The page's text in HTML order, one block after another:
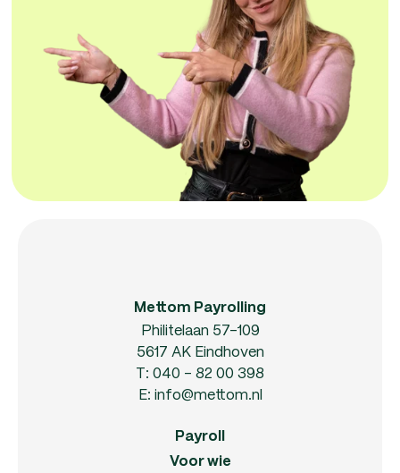
Mettom Payrolling
Philitelaan 57-109
5617 AK Eindhoven
T: 040 - 82 00 398
E: info@mettom.nl
Payroll
Voor wie